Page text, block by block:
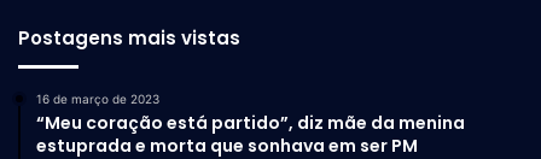
Postagens mais vistas
16 de março de 2023
“Meu coração está partido”, diz mãe da menina
estuprada e morta que sonhava em ser PM